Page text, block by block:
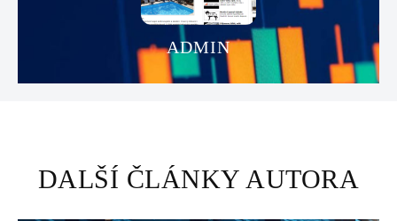
ADMIN
DALŠÍ ČLÁNKY AUTORA